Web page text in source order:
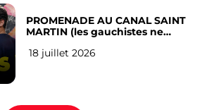
PROMENADE AU CANAL SAINT
MARTIN (les gauchistes ne
18 juillet 2026